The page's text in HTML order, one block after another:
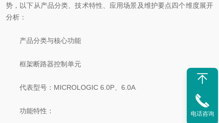
势，以下从产品分类、技术特性、应用场景及维护要点四个维度展开
分析：
产品分类与核心功能
框架断路器控制单元
代表型号：MICROLOGIC 6.0P、6.0A
功能特性： 电话咨询